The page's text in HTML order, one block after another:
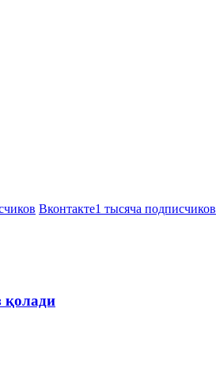
Вконтакте1 тысяча подписчиков
қолади